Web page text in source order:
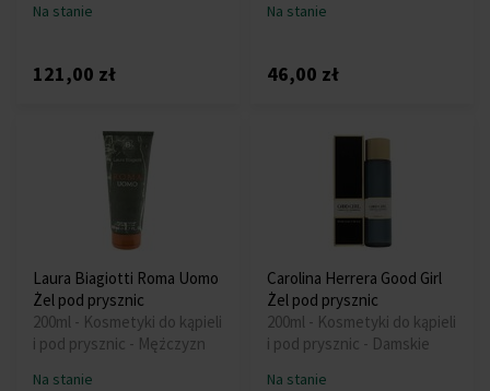
Na stanie
121,00 zł
Na stanie
46,00 zł
Laura Biagiotti Roma Uomo
Żel pod prysznic
200ml - Kosmetyki do kąpieli
i pod prysznic - Mężczyzn
Na stanie
Carolina Herrera Good Girl
Żel pod prysznic
200ml - Kosmetyki do kąpieli
i pod prysznic - Damskie
Na stanie